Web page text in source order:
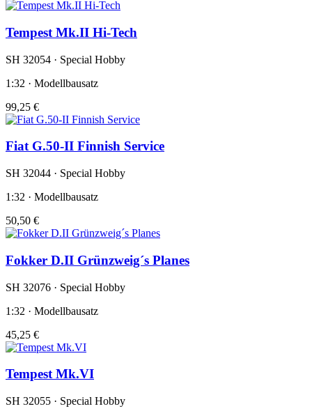
Tempest Mk.II Hi-Tech
SH 32054 · Special Hobby
1:32 · Modellbausatz
99,25 €
Fiat G.50-II Finnish Service
SH 32044 · Special Hobby
1:32 · Modellbausatz
50,50 €
Fokker D.II Grünzweig´s Planes
SH 32076 · Special Hobby
1:32 · Modellbausatz
45,25 €
Tempest Mk.VI
SH 32055 · Special Hobby